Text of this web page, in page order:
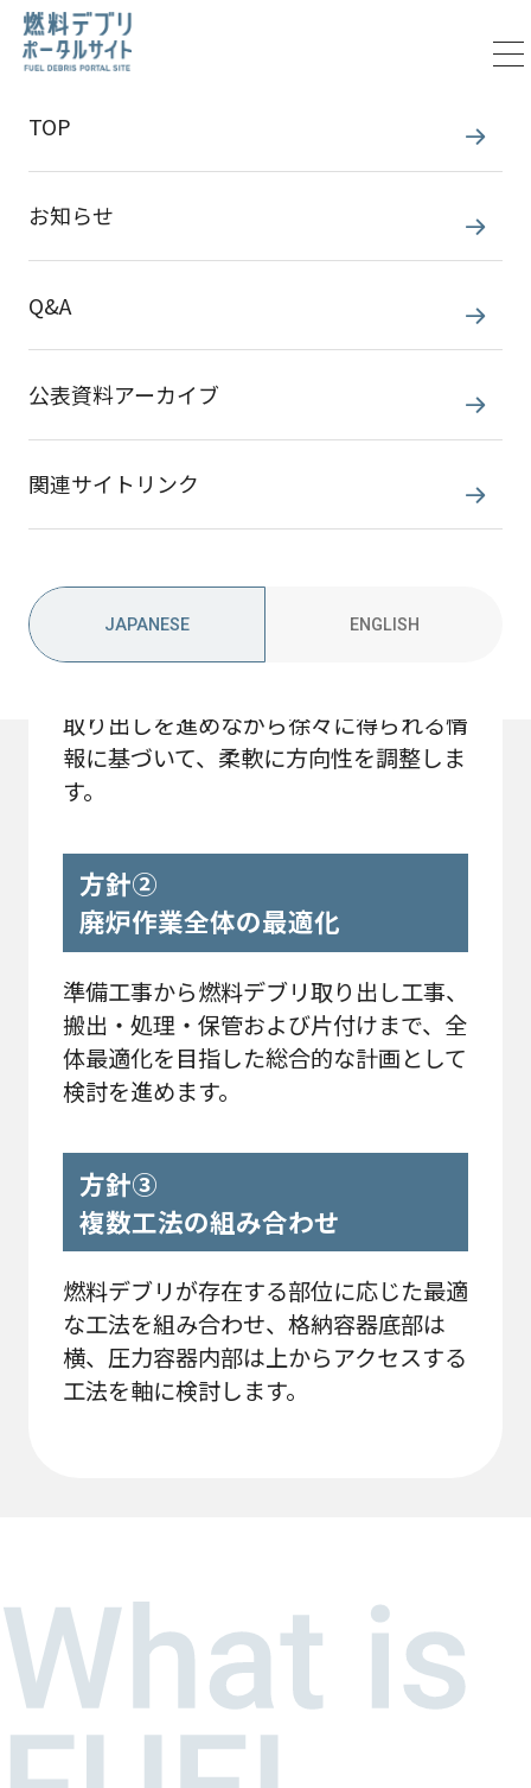
TOP
お知らせ
Q&A
公表資料アーカイブ
関連サイトリンク
JAPANESE ENGLISH
燃料デブリ取り出しの
方針
方針①
ステップバイステップのアプロ
ーチ
取り出しを進めながら徐々に得られる情
報に基づいて、柔軟に方向性を調整しま
す。
方針②
廃炉作業全体の最適化
準備工事から燃料デブリ取り出し工事、
搬出・処理・保管および片付けまで、全
体最適化を目指した総合的な計画として
検討を進めます。
方針③
複数工法の組み合わせ
燃料デブリが存在する部位に応じた最適
な工法を組み合わせ、格納容器底部は
横、圧力容器内部は上からアクセスする
工法を軸に検討します。